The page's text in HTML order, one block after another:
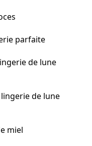
parfaite
de lune
de lune
miel